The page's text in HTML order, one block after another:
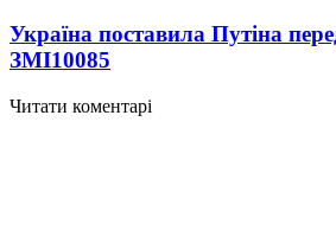
Україна поставила Путіна
ЗМІ10085
Читати коментарі